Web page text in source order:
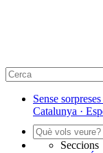
Sense
Catalunya ·
Seccions